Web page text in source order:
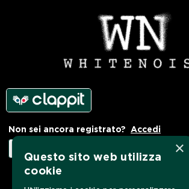
Non sei ancora registrato? Accedi
Nessun prodotto
×
Questo sito web utilizza
cookie